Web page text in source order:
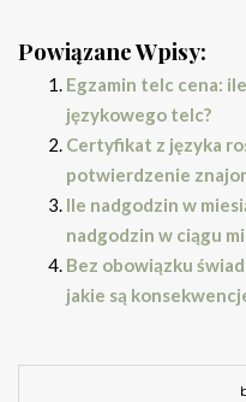
Powiązane Wpisy:
Egzamin telc cena:
językowego telc?
Certyfikat z języka
potwierdzenie
Ile nadgodzin w
nadgodzin w ciągu
Bez obowiązku
jakie są